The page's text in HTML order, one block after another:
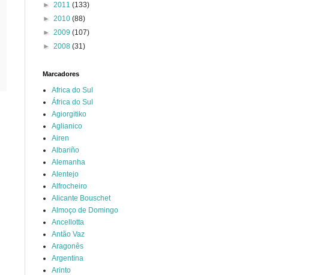
► 2011 (133)
► 2010 (88)
► 2009 (107)
► 2008 (31)
Marcadores
Africa do Sul
África do Sul
Agiorgitiko
Aglianico
Airen
Albariño
Alemanha
Alentejo
Alfrocheiro
Alicante Bouschet
Almoço de Domingo
Ancellotta
Antão Vaz
Aragonês
Argentina
Arinto